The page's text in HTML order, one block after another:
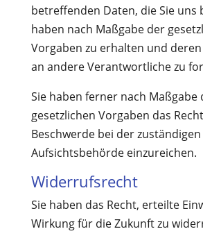
betreffenden Daten, die Sie uns
haben nach Maßgabe der
Vorgaben zu erhalten und
an andere Verantwortliche zu
Sie haben ferner nach Maßgabe
gesetzlichen Vorgaben das
Beschwerde bei der zuständigen
Aufsichtsbehörde einzureichen.
Widerrufsrecht
Sie haben das Recht, erteilte
Wirkung für die Zukunft zu